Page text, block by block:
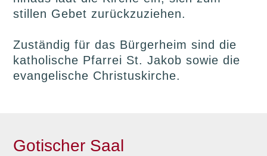
stillen Gebet zurückzuziehen.
Zuständig für das Bürgerheim sind die
katholische Pfarrei St. Jakob sowie die
evangelische Christuskirche.
Gotischer Saal